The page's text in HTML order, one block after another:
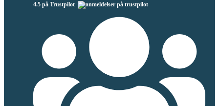
4.5 på Trustpilot